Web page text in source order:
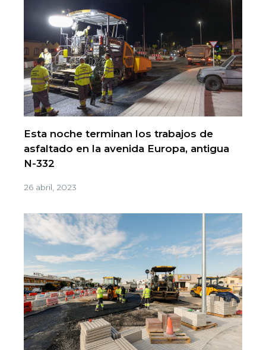
Esta noche terminan los trabajos de
asfaltado en la avenida Europa, antigua
N-332
26 abril, 2023